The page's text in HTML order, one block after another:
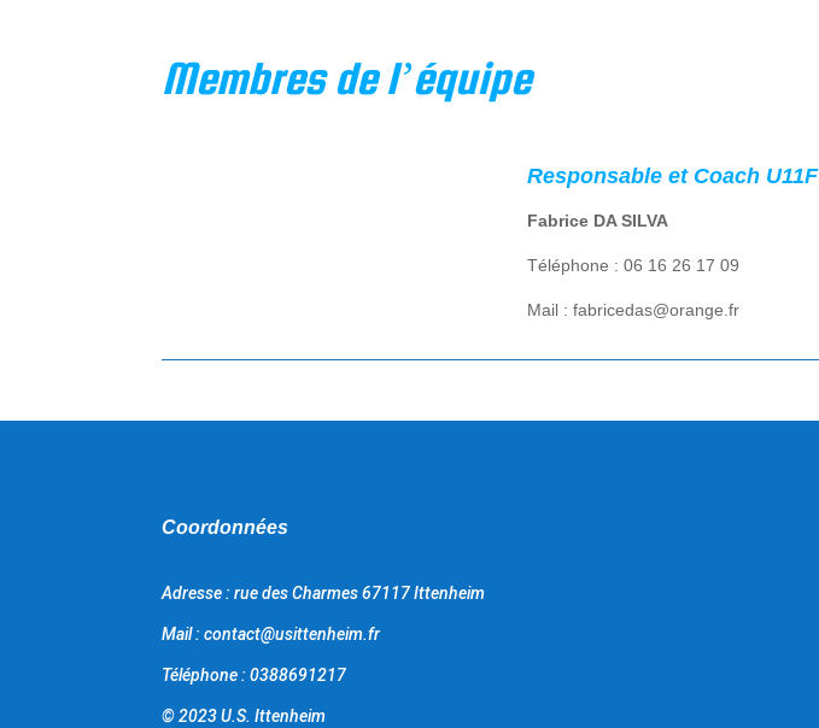
Membres de l’équipe
Responsable et Coach U11F
Fabrice DA SILVA
Téléphone : 06 16 26 17 09
Mail : fabricedas@orange.fr
Coordonnées
Adresse : rue des Charmes 67117 Ittenheim
Mail : contact@usittenheim.fr
Téléphone : 0388691217
© 2023 U.S. Ittenheim